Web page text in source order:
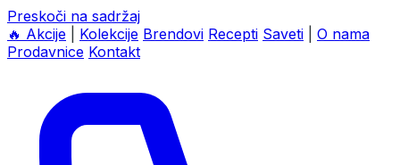
Preskoči na sadržaj
🔥 Akcije Kolekcije Brendovi Recepti Saveti
O nama
Prodavnice Kontakt